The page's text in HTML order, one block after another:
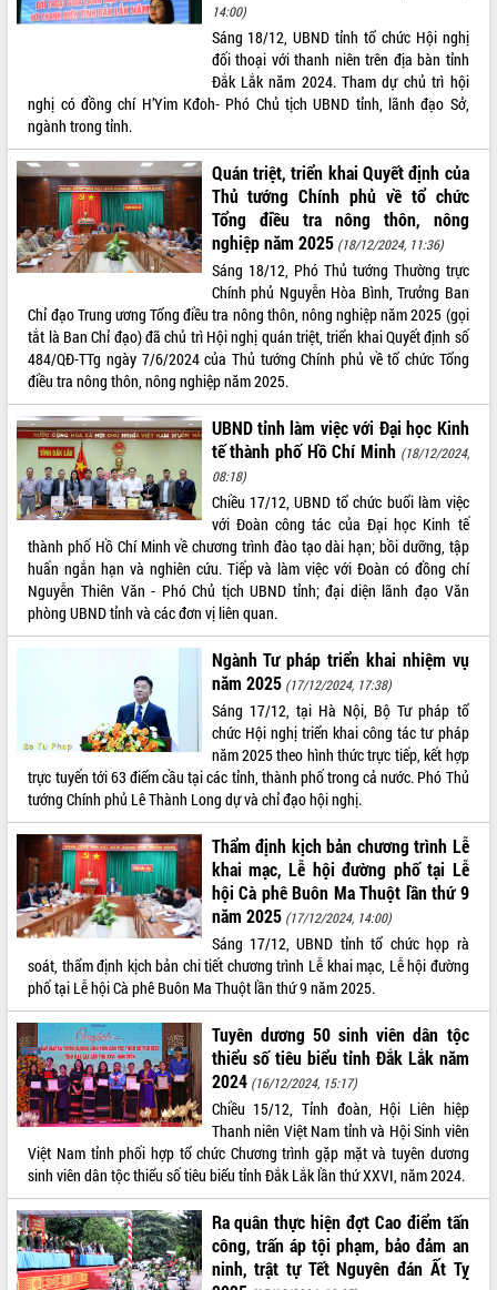
14:00)
Sáng 18/12, UBND tỉnh tổ chức Hội nghị
đối thoại với thanh niên trên địa bàn tỉnh
Đắk Lắk năm 2024. Tham dự chủ trì hội
nghị có đồng chí H’Yim Kđoh- Phó Chủ tịch UBND tỉnh, lãnh đạo Sở,
ngành trong tỉnh.
Quán triệt, triển khai Quyết định của
Thủ tướng Chính phủ về tổ chức
Tổng điều tra nông thôn, nông
nghiệp năm 2025 (18/12/2024, 11:36)
Sáng 18/12, Phó Thủ tướng Thường trực
Chính phủ Nguyễn Hòa Bình, Trưởng Ban
Chỉ đạo Trung ương Tổng điều tra nông thôn, nông nghiệp năm 2025 (gọi
tắt là Ban Chỉ đạo) đã chủ trì Hội nghị quán triệt, triển khai Quyết định số
484/QĐ-TTg ngày 7/6/2024 của Thủ tướng Chính phủ về tổ chức Tổng
điều tra nông thôn, nông nghiệp năm 2025.
UBND tỉnh làm việc với Đại học Kinh
tế thành phố Hồ Chí Minh (18/12/2024,
08:18)
Chiều 17/12, UBND tổ chức buổi làm việc
với Đoàn công tác của Đại học Kinh tế
thành phố Hồ Chí Minh về chương trình đào tạo dài hạn; bồi dưỡng, tập
huấn ngắn hạn và nghiên cứu. Tiếp và làm việc với Đoàn có đồng chí
Nguyễn Thiên Văn - Phó Chủ tịch UBND tỉnh; đại diện lãnh đạo Văn
phòng UBND tỉnh và các đơn vị liên quan.
Ngành Tư pháp triển khai nhiệm vụ
năm 2025 (17/12/2024, 17:38)
Sáng 17/12, tại Hà Nội, Bộ Tư pháp tổ
chức Hội nghị triển khai công tác tư pháp
năm 2025 theo hình thức trực tiếp, kết hợp
trực tuyến tới 63 điểm cầu tại các tỉnh, thành phố trong cả nước. Phó Thủ
tướng Chính phủ Lê Thành Long dự và chỉ đạo hội nghị.
Thẩm định kịch bản chương trình Lễ
khai mạc, Lễ hội đường phố tại Lễ
hội Cà phê Buôn Ma Thuột lần thứ 9
năm 2025 (17/12/2024, 14:00)
Sáng 17/12, UBND tỉnh tổ chức họp rà
soát, thẩm định kịch bản chi tiết chương trình Lễ khai mạc, Lễ hội đường
phố tại Lễ hội Cà phê Buôn Ma Thuột lần thứ 9 năm 2025.
Tuyên dương 50 sinh viên dân tộc
thiểu số tiêu biểu tỉnh Đắk Lắk năm
2024 (16/12/2024, 15:17)
Chiều 15/12, Tỉnh đoàn, Hội Liên hiệp
Thanh niên Việt Nam tỉnh và Hội Sinh viên
Việt Nam tỉnh phối hợp tổ chức Chương trình gặp mặt và tuyên dương
sinh viên dân tộc thiểu số tiêu biểu tỉnh Đắk Lắk lần thứ XXVI, năm 2024.
Ra quân thực hiện đợt Cao điểm tấn
công, trấn áp tội phạm, bảo đảm an
ninh, trật tự Tết Nguyên đán Ất Tỵ